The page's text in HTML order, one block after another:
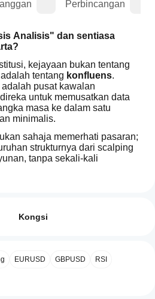
Perbincangan
Analisis" dan sentiasa
kejayaan bukan tentang
tentang konfluens
adalah pusat kawalan
untuk memusatkan data
masa ke dalam satu
minimalis.
sahaja memerhati pasaran;
strukturnya dari scalping
tanpa sekali-kali
Masa Pintar:
yang ingin dipantau
Dinamik:
Kongsi
EURUSD GBPUSD RSI